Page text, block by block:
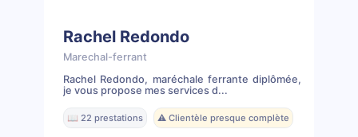
Rachel Redondo
Marechal-ferrant
Rachel Redondo, maréchale ferrante diplômée,
je vous propose mes services d...
📖 22 prestations ⚠️ Clientèle presque complète